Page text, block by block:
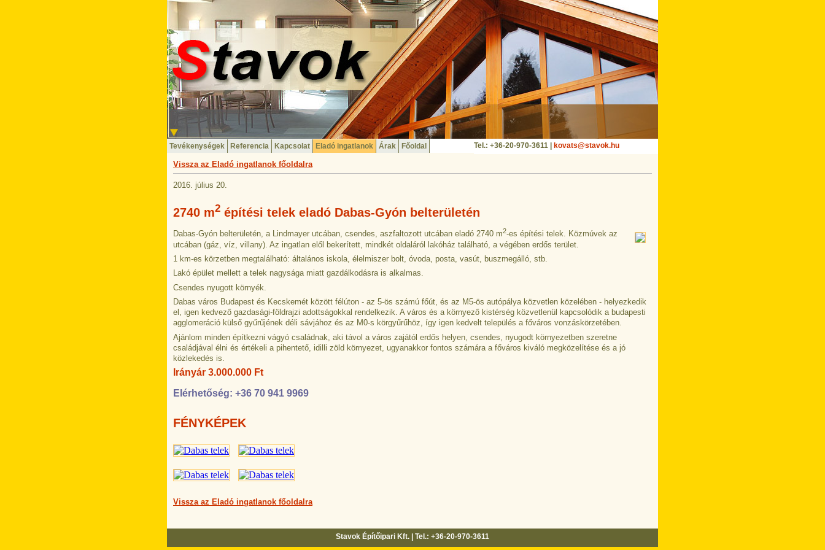
Tevékenységek Referencia Kapcsolat Eladó ingatlanok Árak Főoldal
Vissza az Eladó ingatlanok főoldalra
2016. július 20.
2740 m2 építési telek eladó Dabas-Gyón belterületén
Dabas-Gyón belterületén, a Lindmayer utcában, csendes, aszfaltozott utcában eladó 2740 m2-es építési telek. Közmúvek az
utcában (gáz, víz, villany). Az ingatlan elől bekerített, mindkét oldaláról lakóház található, a végében erdős terület.
1 km-es körzetben megtalálható: általános iskola, élelmiszer bolt, óvoda, posta, vasút, buszmegálló, stb.
Lakó épület mellett a telek nagysága miatt gazdálkodásra is alkalmas.
Csendes nyugott környék.
Dabas város Budapest és Kecskemét között félúton - az 5-ös számú főút, és az M5-ös autópálya közvetlen közelében - helyezkedik
el, igen kedvező gazdasági-földrajzi adottságokkal rendelkezik. A város és a környező kistérség közvetlenül kapcsolódik a budapesti
agglomeráció külső gyűrűjének déli sávjához és az M0-s körgyűrűhöz, így igen kedvelt település a főváros vonzáskörzetében.
Ajánlom minden építkezni vágyó családnak, aki távol a város zajától erdős helyen, csendes, nyugodt környezetben szeretne
családjával élni és értékeli a pihentető, idilli zöld környezet, ugyanakkor fontos számára a főváros kiváló megközelítése és a jó
közlekedés is.
Irányár 3.000.000 Ft
Elérhetőség: +36 70 941 9969
FÉNYKÉPEK
Vissza az Eladó ingatlanok főoldalra
Tel.: +36-20-970-3611 | kovats@stavok.hu
Stavok Építőipari Kft. | Tel.: +36-20-970-3611